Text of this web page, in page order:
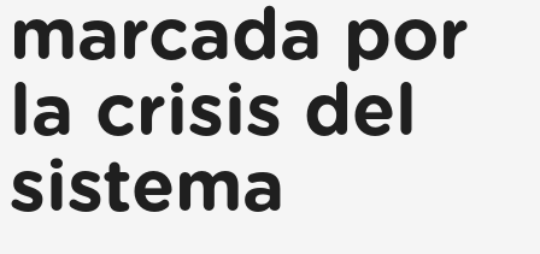
marcada por
la crisis del
sistema